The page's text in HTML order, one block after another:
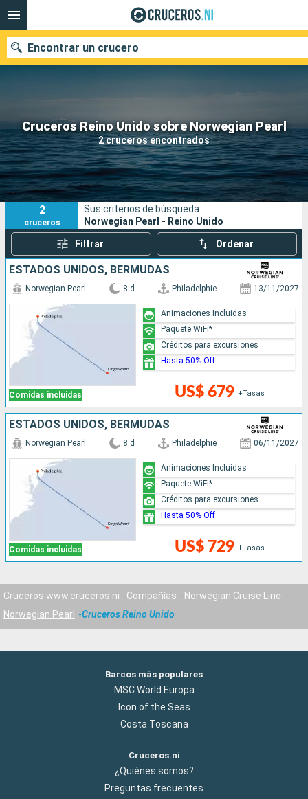
Cruceros Reino Unido sobre Norwegian Pearl
2 cruceros encontrados
Encontrar un crucero
Nuestros destinos
Fecha de salida
Puertos Compañías
Buscar
2
cruceros
Sus criterios de búsqueda:
Norwegian Pearl - Reino Unido
Filtrar Ordenar
ESTADOS UNIDOS, BERMUDAS
Comidas incluidas
Norwegian Pearl 8 d Philadelphie 13/11/2027
US$ 679 +Tasas
Animaciones Incluidas
Paquete WiFi*
Créditos para excursiones
Hasta 50% Off
ESTADOS UNIDOS, BERMUDAS
Comidas incluidas
Norwegian Pearl 8 d Philadelphie 06/11/2027
US$ 729 +Tasas
Animaciones Incluidas
Paquete WiFi*
Créditos para excursiones
Hasta 50% Off
Cruceros www.cruceros.ni Compañías
Norwegian Cruise Line
Norwegian Pearl
Cruceros Reino Unido
Barcos más populares
MSC World Europa
Icon of the Seas
Costa Toscana
Cruceros.ni
¿Quiénes somos?
Preguntas frecuentes